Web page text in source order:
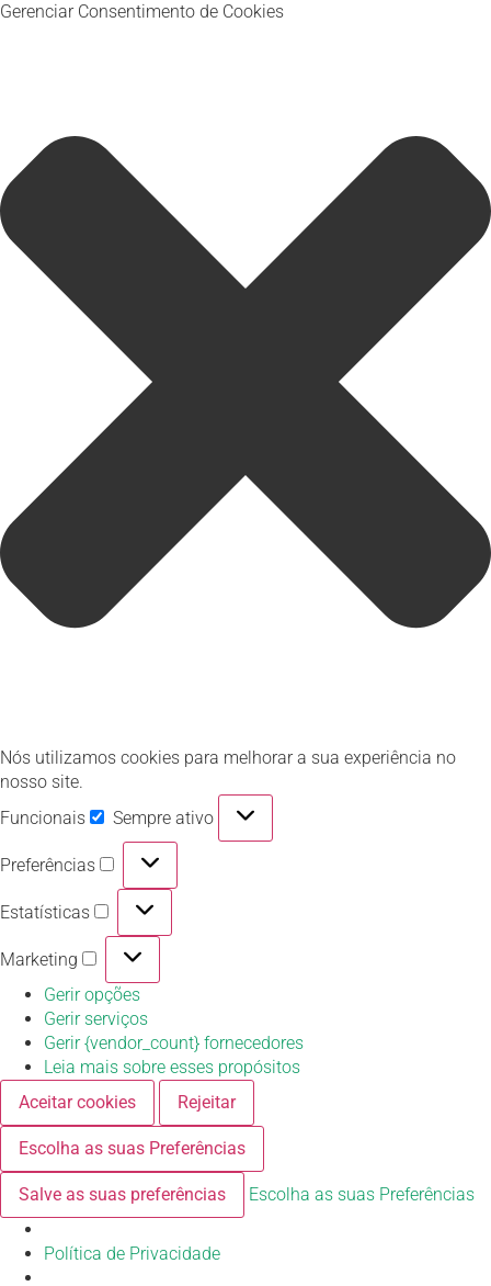
Gerenciar Consentimento de Cookies
Nós utilizamos cookies para melhorar a sua experiência no
nosso site.
Funcionais
Sempre ativo
Preferências
Estatísticas
Marketing
Gerir opções
Gerir serviços
Gerir {vendor_count} fornecedores
Leia mais sobre esses propósitos
Aceitar cookies
Rejeitar
Escolha as suas Preferências
Salve as suas preferências Escolha as suas Preferências
Política de Privacidade